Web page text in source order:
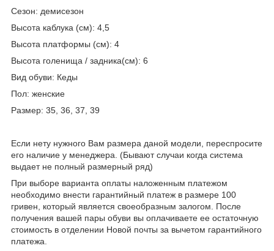
Сезон: демисезон
Высота каблука (см): 4,5
Высота платформы (см): 4
Высота голенища / задника(см): 6
Вид обуви: Кеды
Пол: женские
Размер: 35, 36, 37, 39
Если нету нужного Вам размера даной модели, переспросите
его наличие у менеджера. (Бывают случаи когда система
выдает не полный размерный ряд)
При выборе варианта оплаты наложенным платежом
необходимо внести гарантийный платеж в размере 100
гривен, который является своеобразным залогом. После
получения вашей пары обуви вы оплачиваете ее остаточную
стоимость в отделении Новой почты за вычетом гарантийного
платежа.